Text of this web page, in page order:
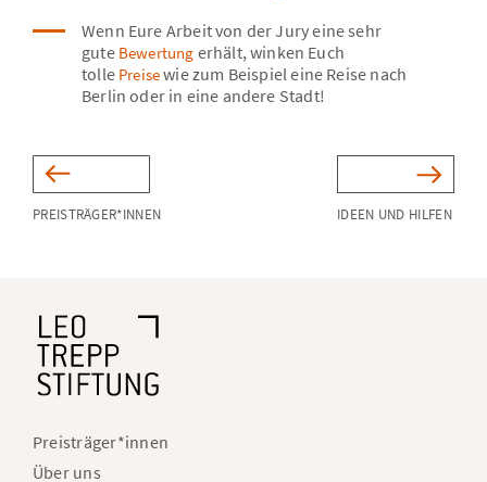
Wenn Eure Arbeit von der Jury eine sehr
gute Bewertung erhält, winken Euch
tolle Preisewie zum Beispiel eine Reise nach
Berlin oder in eine andere Stadt!
PREISTRÄGER*INNEN IDEEN UND HILFEN
Fußnavigation
Preisträger*innen
Über uns